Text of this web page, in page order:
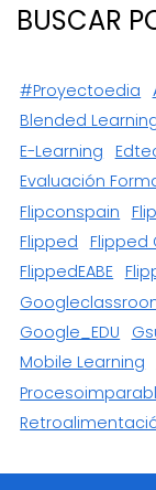
BUSCAR
#proyectoedia
Blended
E-Learning
Evaluación
Flipconspain
Flipped
Flipped
FlippedEABE
Google_EDU
Mobile Learning